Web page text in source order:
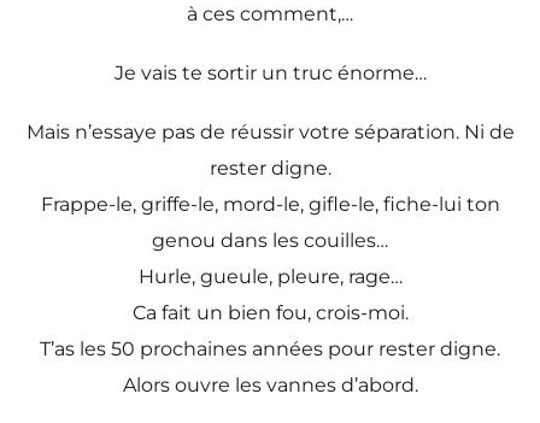
à ces comment,…
Je vais te sortir un truc énorme…
Mais n’essaye pas de réussir votre séparation. Ni de
rester digne.
Frappe-le, griffe-le, mord-le, gifle-le, fiche-lui ton
genou dans les couilles…
Hurle, gueule, pleure, rage…
Ca fait un bien fou, crois-moi.
T’as les 50 prochaines années pour rester digne.
Alors ouvre les vannes d’abord.